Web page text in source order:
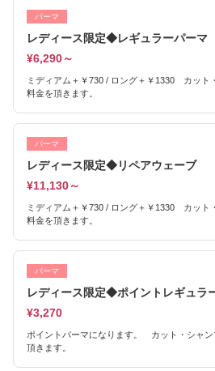
パーマ
レディース限定◆レギュラーパーマ
¥6,290～
ミディアム＋￥730 / ロング＋￥1330 カット
料金を頂きます。
パーマ
レディース限定◆リペアウェーブ
¥11,130～
ミディアム＋￥730 / ロング＋￥1330 カット
料金を頂きます。
パーマ
レディース限定◆ポイントレギュラ
¥3,270
ポイントパーマになります。 カット・シャン
頂きます。